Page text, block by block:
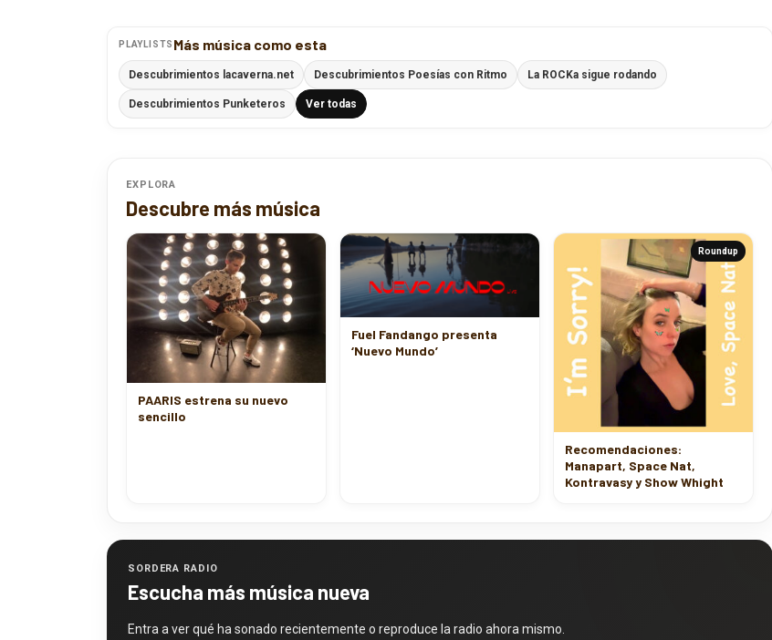
PLAYLISTS Más música como esta
Descubrimientos lacaverna.net Descubrimientos Poesías con Ritmo La ROCKa sigue rodando
Descubrimientos Punketeros Ver todas
EXPLORA
Descubre más música
PAARIS estrena su nuevo
sencillo
Fuel Fandango presenta
‘Nuevo Mundo’
Roundup
Recomendaciones:
Manapart, Space Nat,
Kontravasy y Show Whight
SORDERA RADIO
Escucha más música nueva
Entra a ver qué ha sonado recientemente o reproduce la radio ahora mismo.